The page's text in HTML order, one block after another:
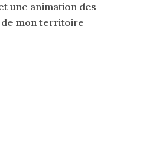
une animation des
mon territoire